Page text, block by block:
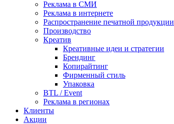
Реклама в СМИ
Реклама в интернете
Распространение печатной продукции
Производство
Креатив
Креативные идеи и стратегии
Брендинг
Копирайтинг
Фирменный стиль
Упаковка
BTL / Event
Реклама в регионах
Клиенты
Акции